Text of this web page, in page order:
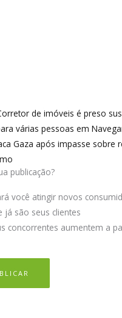
de imóveis é preso
várias pessoas em
Gaza após impasse sobre
publicação?
você atingir novos
já são seus clientes
concorrentes aumentem a